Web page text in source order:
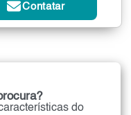
Contatar
do